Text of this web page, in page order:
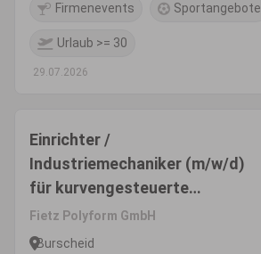
Firmenevents Sportangebote
Urlaub >= 30
29.07.2026
Einrichter /
Industriemechaniker (m/w/d)
für kurvengesteuerte
Drehautomaten
Fietz Polyform GmbH
Burscheid